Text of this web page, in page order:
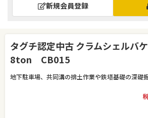
新規会員登録
タグチ認定中古 クラムシェルバ
8ton CB015
地下駐車場、共同溝の排土作業や鉄塔基礎の深礎